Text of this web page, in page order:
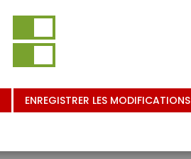
ENREGISTRER LES MODIFICATIONS